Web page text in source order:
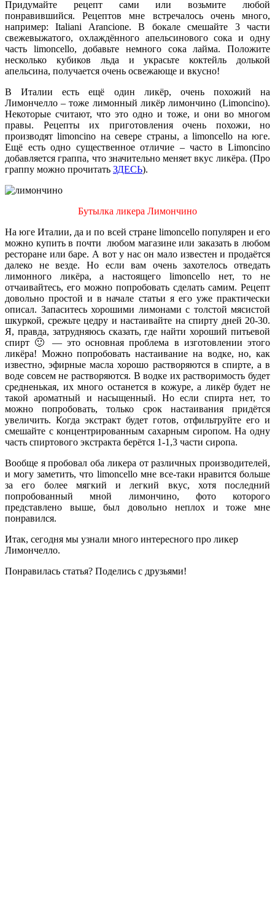
Придумайте рецепт сами или возьмите любой
понравившийся. Рецептов мне встречалось очень много,
например: Italiani Arancione. В бокале смешайте 3 части
свежевыжатого, охлаждённого апельсинового сока и одну
часть limoncello, добавьте немного сока лайма. Положите
несколько кубиков льда и украсьте коктейль долькой
апельсина, получается очень освежающе и вкусно!
В Италии есть ещё один ликёр, очень похожий на
Лимончелло – тоже лимонный ликёр лимончино (Limoncino).
Некоторые считают, что это одно и тоже, и они во многом
правы. Рецепты их приготовления очень похожи, но
производят limoncino на севере страны, а limoncello на юге.
Ещё есть одно существенное отличие – часто в Limoncino
добавляется граппа, что значительно меняет вкус ликёра. (Про
граппу можно прочитать ЗДЕСЬ).
Бутылка ликера Лимончино
На юге Италии, да и по всей стране limoncello популярен и его
можно купить в почти любом магазине или заказать в любом
ресторане или баре. А вот у нас он мало известен и продаётся
далеко не везде. Но если вам очень захотелось отведать
лимонного ликёра, а настоящего limoncello нет, то не
отчаивайтесь, его можно попробовать сделать самим. Рецепт
довольно простой и в начале статьи я его уже практически
описал. Запаситесь хорошими лимонами с толстой мясистой
шкуркой, срежьте цедру и настаивайте на спирту дней 20-30.
Я, правда, затрудняюсь сказать, где найти хороший питьевой
спирт 🙂 — это основная проблема в изготовлении этого
ликёра! Можно попробовать настаивание на водке, но, как
известно, эфирные масла хорошо растворяются в спирте, а в
воде совсем не растворяются. В водке их растворимость будет
средненькая, их много останется в кожуре, а ликёр будет не
такой ароматный и насыщенный. Но если спирта нет, то
можно попробовать, только срок настаивания придётся
увеличить. Когда экстракт будет готов, отфильтруйте его и
смешайте с концентрированным сахарным сиропом. На одну
часть спиртового экстракта берётся 1-1,3 части сиропа.
Вообще я пробовал оба ликера от различных производителей,
и могу заметить, что limoncello мне все-таки нравится больше
за его более мягкий и легкий вкус, хотя последний
попробованный мной лимончино, фото которого
представлено выше, был довольно неплох и тоже мне
понравился.
Итак, сегодня мы узнали много интересного про ликер
Лимончелло.
Понравилась статья? Поделись с друзьями!